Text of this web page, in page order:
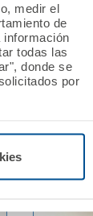
medir el
de
todas las
donde se
por
18
El